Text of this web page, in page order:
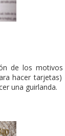
de los motivos
hacer
una guirlanda.